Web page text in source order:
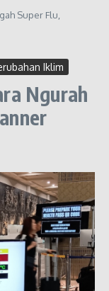
Super Flu,
Iklim
Ngurah